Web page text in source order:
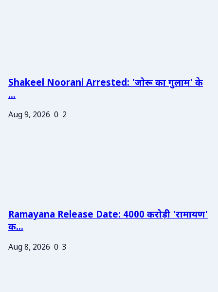
Shakeel Noorani Arrested: 'जोरू का गुलाम' के
...
Aug 9, 2026 0 2
Ramayana Release Date: 4000 करोड़ी 'रामायण'
क...
Aug 8, 2026 0 3